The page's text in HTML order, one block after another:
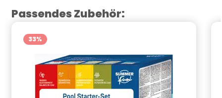
Produktgalerie überspringen
Passendes Zubehör:
33%